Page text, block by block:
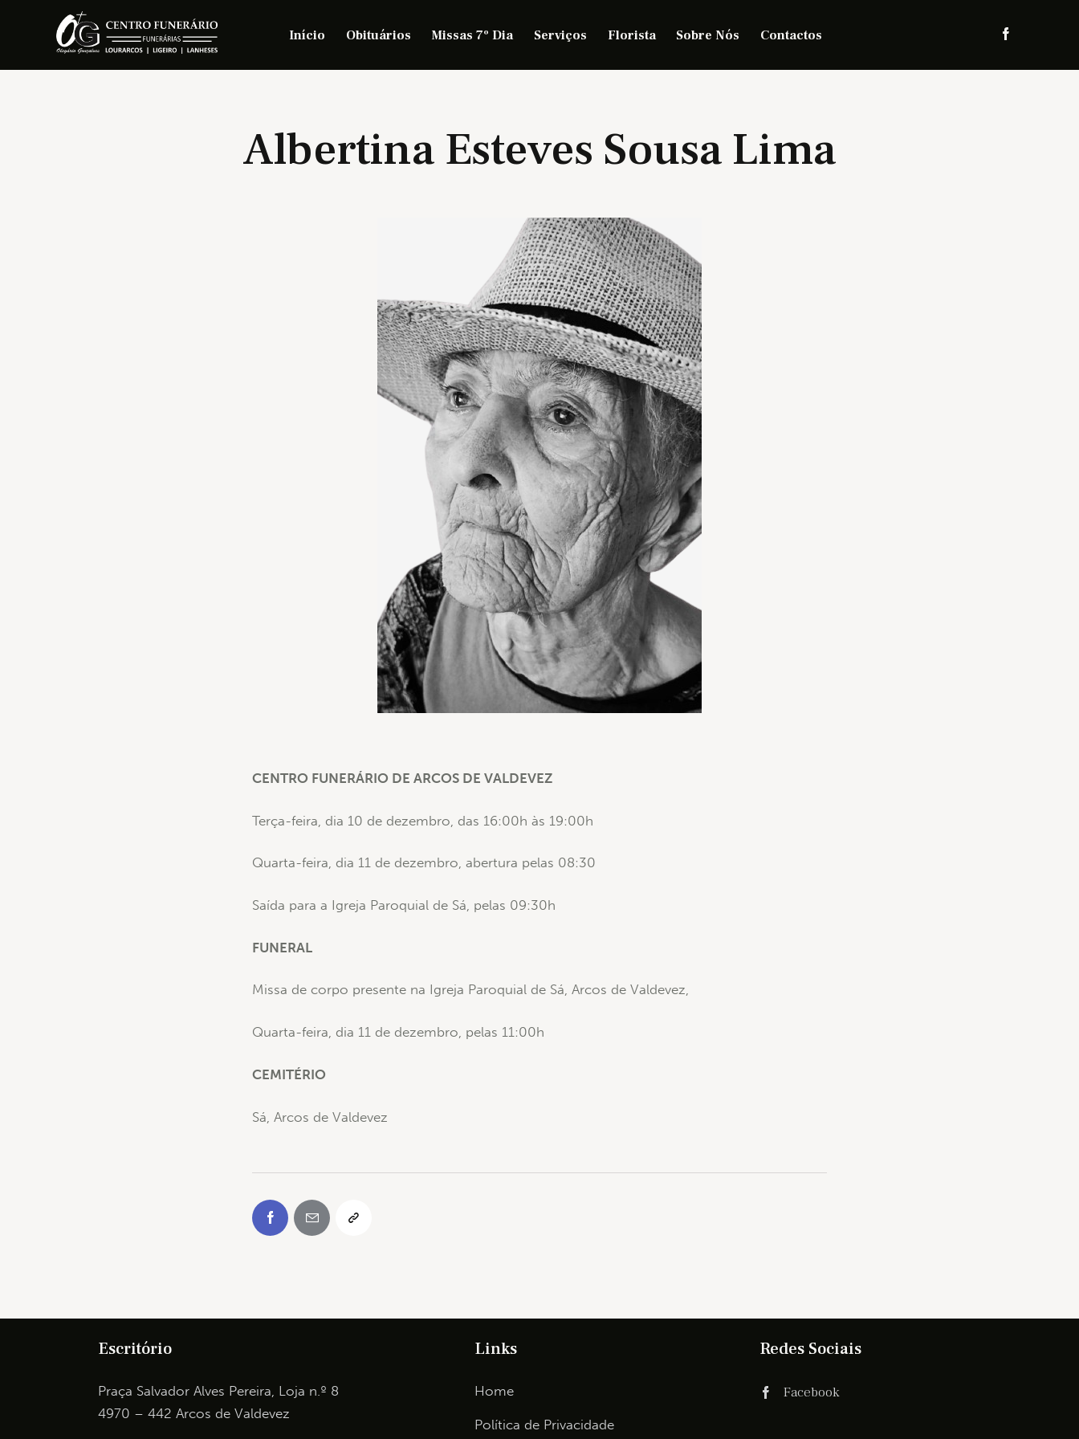
Início Obituários Missas 7º Dia Serviços Florista Sobre Nós Contactos
Albertina Esteves Sousa Lima
CENTRO FUNERÁRIO DE ARCOS DE VALDEVEZ
Terça-feira, dia 10 de dezembro, das 16:00h às 19:00h
Quarta-feira, dia 11 de dezembro, abertura pelas 08:30
Saída para a Igreja Paroquial de Sá, pelas 09:30h
FUNERAL
Missa de corpo presente na Igreja Paroquial de Sá, Arcos de Valdevez,
Quarta-feira, dia 11 de dezembro, pelas 11:00h
CEMITÉRIO
Sá, Arcos de Valdevez
Escritório
Praça Salvador Alves Pereira, Loja n.º 8
4970 – 442 Arcos de Valdevez
Links
Home
Política de Privacidade
Redes Sociais
Facebook